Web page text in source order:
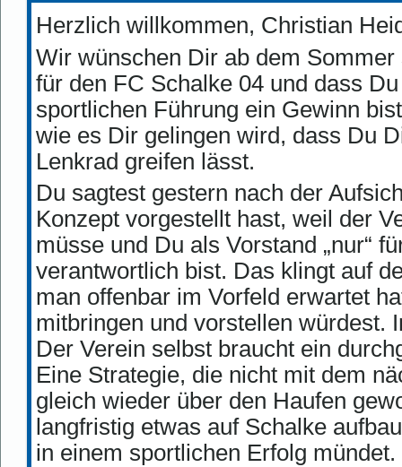
Herzlich willkommen, Christian
Wir wünschen Dir ab dem
für den FC Schalke 04 und dass
sportlichen Führung ein Gewinn
wie es Dir gelingen wird, dass Du
Lenkrad greifen lässt.
Du sagtest gestern nach der
Konzept vorgestellt hast, weil der
müsse und Du als Vorstand „nur“
verantwortlich bist. Das klingt auf
man offenbar im Vorfeld erwartet
mitbringen und vorstellen würdest.
Der Verein selbst braucht ein
Eine Strategie, die nicht mit dem
gleich wieder über den Haufen
langfristig etwas auf Schalke
in einem sportlichen Erfolg mündet.